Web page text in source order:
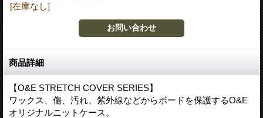
[在庫なし]
商品詳細
【O&E STRETCH COVER SERIES】
ワックス、傷、汚れ、紫外線などからボードを保護するO&E
オリジナルニットケース。